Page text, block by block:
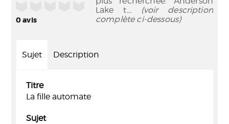
0avis
Lake t... (voir description
complète ci-dessous)
Sujet Description
Titre
La fille automate
Sujet